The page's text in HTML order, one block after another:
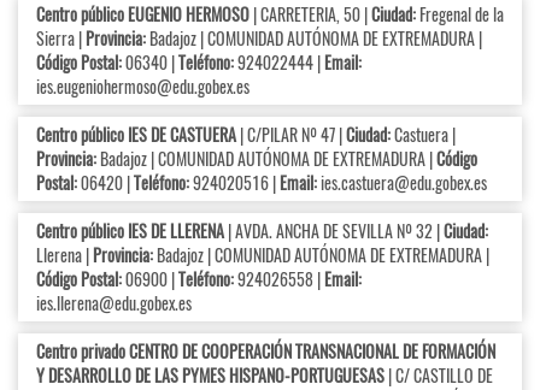
Centro público EUGENIO HERMOSO| CARRETERIA, 50 |Ciudad:Fregenal de la
Sierra |Provincia:Badajoz | COMUNIDAD AUTÓNOMA DE EXTREMADURA |
Código Postal:06340 |Teléfono:924022444 |Email:
ies.eugeniohermoso@edu.gobex.es
Centro público IES DE CASTUERA| C/PILAR Nº 47 |Ciudad:Castuera |
Provincia:Badajoz | COMUNIDAD AUTÓNOMA DE EXTREMADURA |Código
Postal:06420 |Teléfono:924020516 |Email:ies.castuera@edu.gobex.es
Centro público IES DE LLERENA| AVDA. ANCHA DE SEVILLA Nº 32 |Ciudad:
Llerena |Provincia:Badajoz | COMUNIDAD AUTÓNOMA DE EXTREMADURA |
Código Postal:06900 |Teléfono:924026558 |Email:
ies.llerena@edu.gobex.es
Centro privado CENTRO DE COOPERACIÓN TRANSNACIONAL DE FORMACIÓN
Y DESARROLLO DE LAS PYMES HISPANO-PORTUGUESAS| C/ CASTILLO DE